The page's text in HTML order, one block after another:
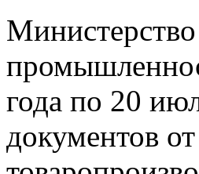
года по 20
документов